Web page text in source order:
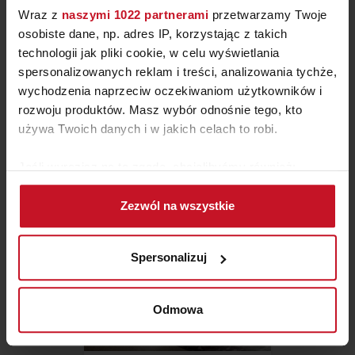
Wraz z naszymi 1022 partnerami przetwarzamy Twoje
osobiste dane, np. adres IP, korzystając z takich
technologii jak pliki cookie, w celu wyświetlania
spersonalizowanych reklam i treści, analizowania tychże,
wychodzenia naprzeciw oczekiwaniom użytkowników i
rozwoju produktów. Masz wybór odnośnie tego, kto
używa Twoich danych i w jakich celach to robi.
Gromadzić dane dotyczące Twojej lokalizacji
geograficznej z dokładnością nawet do kilku metrów
Identyfikować Twoje urządzenie, aktywnie
(fingerprinting, czyli wirtualny odcisk palca)
Dowiedz się więcej odnośnie tego, jak Twoje osobiste
dane są przetwarzane oraz ustaw własne preferencje w
zmienić lub wycofać swoją zgodę w dowolnej chwili.
Zezwól na wszystkie
Spersonalizuj
Odmowa
SOFA BERGEN
4 565 ZŁ 3 900 ZŁ